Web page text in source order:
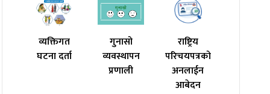
व्यक्तिगत
घटना दर्ता
गुनासो
व्यवस्थापन
प्रणाली
राष्ट्रिय
परिचयपत्रको
अनलाईन
आबेदन